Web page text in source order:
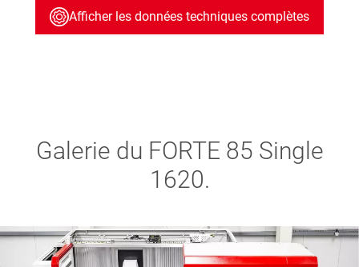
Afficher les données techniques complètes
Galerie du FORTE 85 Single
1620.